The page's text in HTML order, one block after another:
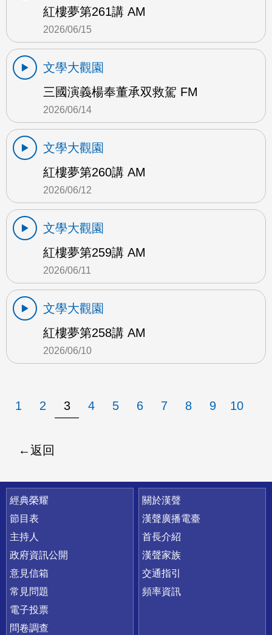
紅樓夢第261講 AM
2026/06/15
文學大觀園
三國演義楊奉董承双救駕 FM
2026/06/14
文學大觀園
紅樓夢第260講 AM
2026/06/12
文學大觀園
紅樓夢第259講 AM
2026/06/11
文學大觀園
紅樓夢第258講 AM
2026/06/10
1 2 3 4 5 6 7 8 9 10
返回
快速連結
經典榮耀
節目表
主持人
政府資訊公開
意見信箱
常見問題
電子投票
問卷調查
關於漢聲
漢聲廣播電臺
首長介紹
漢聲家族
交通指引
頻率資訊